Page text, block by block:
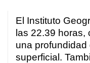
El Instituto
las 22.39 horas,
una profundidad
superficial.